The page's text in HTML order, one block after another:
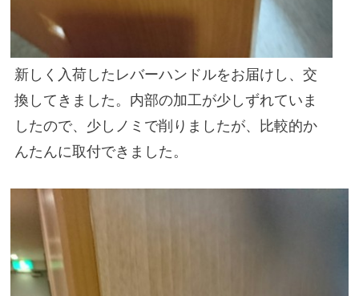
新しく入荷したレバーハンドルをお届けし、交
換してきました。内部の加工が少しずれていま
したので、少しノミで削りましたが、比較的か
んたんに取付できました。